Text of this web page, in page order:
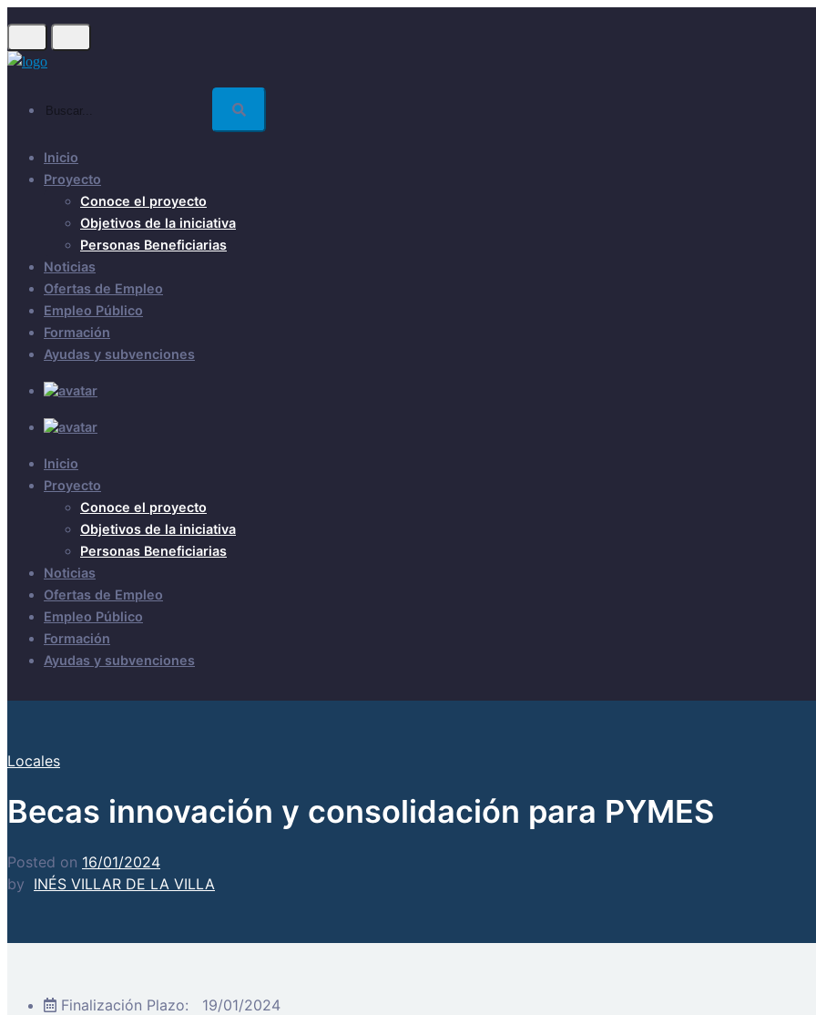
main
Inicio
Proyecto
Conoce el proyecto
Objetivos de la iniciativa
Personas Beneficiarias
Noticias
Ofertas de Empleo
Empleo Público
Formación
Ayudas y subvenciones
Inicio
Proyecto
Conoce el proyecto
Objetivos de la iniciativa
Personas Beneficiarias
Noticias
Ofertas de Empleo
Empleo Público
Formación
Ayudas y subvenciones
Locales
Becas innovación y consolidación para PYMES
Posted on 16/01/2024
by INÉS VILLAR DE LA VILLA
Finalización Plazo:
19/01/2024